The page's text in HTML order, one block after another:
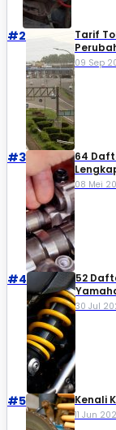
#2
Tarif
09 Sep
#3
64
08 Mei
#4
52
30 Jul
#5 Kenali
11 Jun